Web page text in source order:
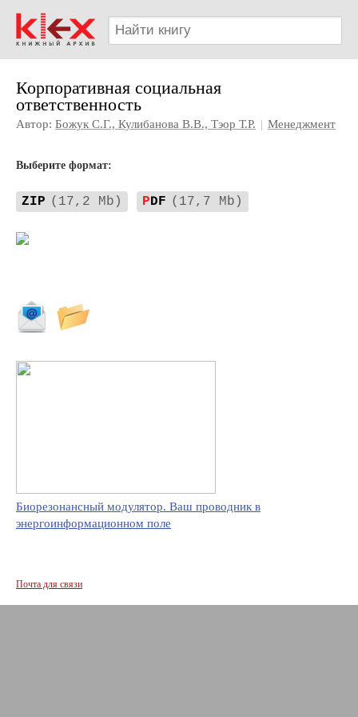
Корпоративная социальная
ответственность
Автор: Божук С.Г., Кулибанова В.В., Тэор Т.Р. | Менеджмент
Выберите формат:
ZIP (17,2 Mb) PDF (17,7 Mb)
Биорезонансный модулятор. Ваш проводник в
энергоинформационном поле
Почта для связи